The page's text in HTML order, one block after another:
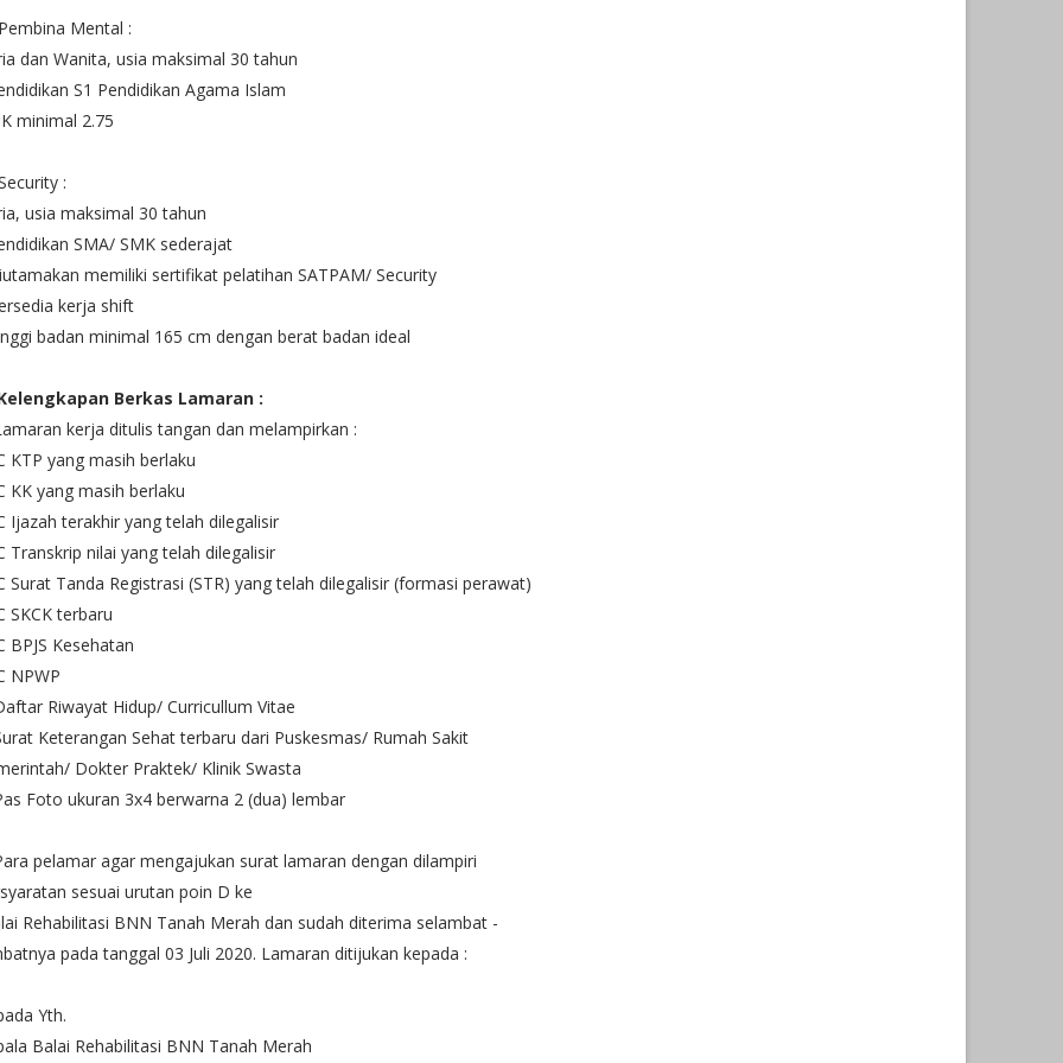
Mental :
dan Wanita, usia maksimal 30 tahun
S1 Pendidikan Agama Islam
minimal 2.75
:
usia maksimal 30 tahun
SMA/ SMK sederajat
memiliki sertifikat pelatihan SATPAM/ Security
kerja shift
badan minimal 165 cm dengan berat badan ideal
Berkas Lamaran :
kerja ditulis tangan dan melampirkan :
KTP yang masih berlaku
KK yang masih berlaku
Ijazah terakhir yang telah dilegalisir
Transkrip nilai yang telah dilegalisir
Surat Tanda Registrasi (STR) yang telah dilegalisir (formasi perawat)
SKCK terbaru
BPJS Kesehatan
NPWP
Riwayat Hidup/ Curricullum Vitae
Keterangan Sehat terbaru dari Puskesmas/ Rumah Sakit
Dokter Praktek/ Klinik Swasta
Foto ukuran 3x4 berwarna 2 (dua) lembar
pelamar agar mengajukan surat lamaran dengan dilampiri
sesuai urutan poin D ke
Rehabilitasi BNN Tanah Merah dan sudah diterima selambat -
pada tanggal 03 Juli 2020. Lamaran ditijukan kepada :
Yth.
Balai Rehabilitasi BNN Tanah Merah